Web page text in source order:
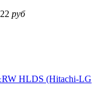
руб